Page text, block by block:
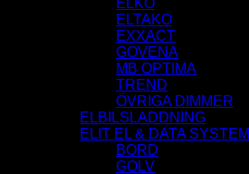
ELKO
ELTAKO
EXXACT
GOVENA
MB OPTIMA
TREND
ÖVRIGA DIMMER
ELBILSLADDNING
ELIT EL & DATA SYSTEM
BORD
GOLV